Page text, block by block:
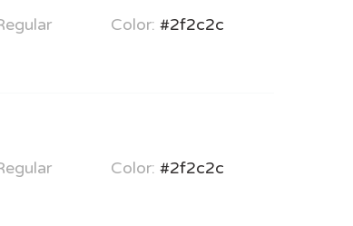
Color: #2f2c2c
Color: #2f2c2c